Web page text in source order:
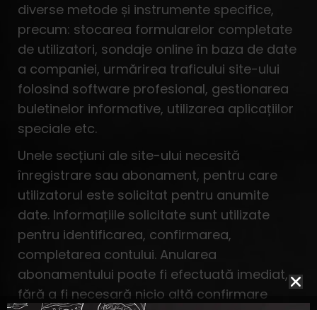
diverse metode și instrumente specifice,
precum: stocarea formularelor completate
de utilizatori, sondaje online în baza de date
a companiei, urmărirea traficului site-ului
folosind software profesional, gestionarea
buletinelor informative, utilizarea aplicațiilor
speciale etc.
Unele secțiuni ale site-ului necesită
înregistrare sau abonament, pentru care
utilizatorul este solicitat pentru anumite
date. Informațiile solicitate sunt utilizate
pentru identificarea, confirmarea,
completarea contului. Anularea
abonamentului poate fi efectuată imediat,
fără a fi necesară nicio altă confirmare